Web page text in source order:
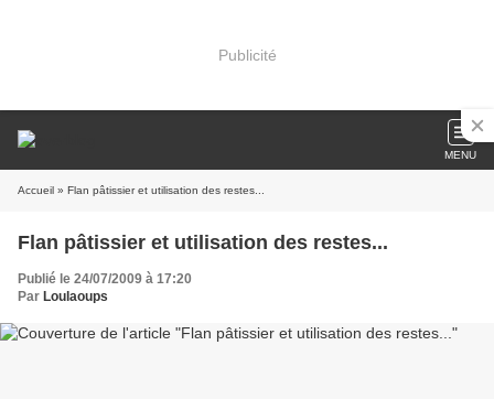
Publicité
MENU
Accueil » Flan pâtissier et utilisation des restes...
Flan pâtissier et utilisation des restes...
Publié le 24/07/2009 à 17:20
Par Loulaoups